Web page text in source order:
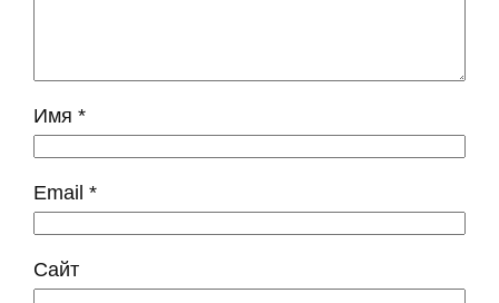
Имя *
Email *
Сайт